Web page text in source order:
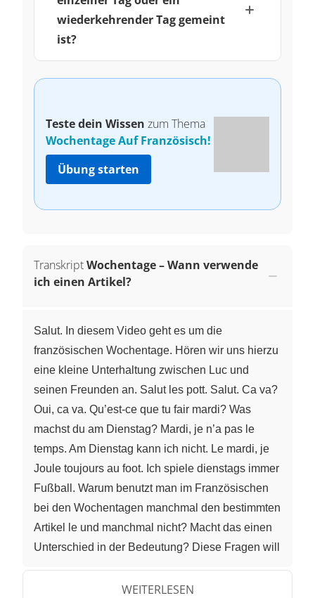
wiederkehrender Tag gemeint
ist?
Teste dein Wissen zum Thema
Wochentage Auf Französisch!
Übung starten
TranskriptWochentage – Wann verwende
ich einen Artikel?
Salut. In diesem Video geht es um die
französischen Wochentage. Hören wir uns hierzu
eine kleine Unterhaltung zwischen Luc und
seinen Freunden an. Salut les pott. Salut. Ca va?
Oui, ca va. Qu’est-ce que tu fair mardi? Was
machst du am Dienstag? Mardi, je n’a pas le
temps. Am Dienstag kann ich nicht. Le mardi, je
Joule toujours au foot. Ich spiele dienstags immer
Fußball. Warum benutzt man im Französischen
bei den Wochentagen manchmal den bestimmten
Artikel le und manchmal nicht? Macht das einen
Unterschied in der Bedeutung? Diese Fragen will
ich dir den Gebrauch des Artikels bei den
WEITERLESEN